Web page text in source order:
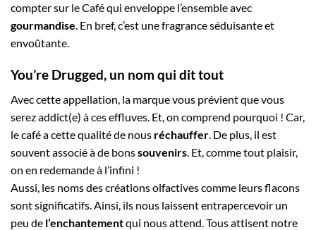
compter sur le Café qui enveloppe l’ensemble avec
gourmandise. En bref, c’est une fragrance séduisante et
envoûtante.
You’re Drugged, un nom qui dit tout
Avec cette appellation, la marque vous prévient que vous
serez addict(e) à ces effluves. Et, on comprend pourquoi ! Car,
le café a cette qualité de nous réchauffer. De plus, il est
souvent associé à de bonssouvenirs. Et, comme tout plaisir,
on en redemande à l’infini !
Aussi, les noms des créations olfactives comme leurs flacons
sont significatifs. Ainsi, ils nous laissent entrapercevoir un
peu de l’enchantementqui nous attend. Tous attisent notre